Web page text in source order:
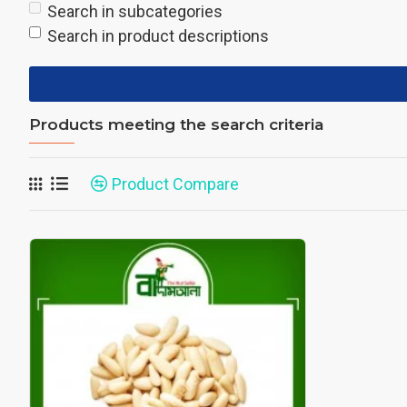
Search in subcategories
Search in product descriptions
Products meeting the search criteria
Product Compare